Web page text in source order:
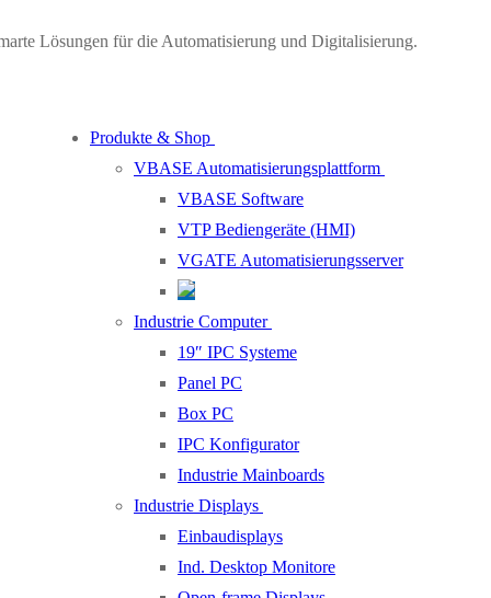
Lösungen für die Automatisierung und Digitalisierung.
Produkte & Shop
VBASE Automatisierungsplattform
VBASE Software
VTP Bediengeräte (HMI)
VGATE Automatisierungsserver
Industrie Computer
19″ IPC Systeme
Panel PC
Box PC
IPC Konfigurator
Industrie Mainboards
Industrie Displays
Einbaudisplays
Ind. Desktop Monitore